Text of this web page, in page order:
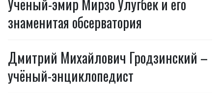
Учёный-эмир Мирзо Улугбек и его
знаменитая обсерватория
Дмитрий Михайлович Гродзинский –
учёный-энциклопедист